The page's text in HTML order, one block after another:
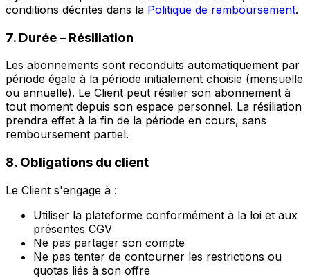
conditions décrites dans la Politique de remboursement.
7. Durée – Résiliation
Les abonnements sont reconduits automatiquement par
période égale à la période initialement choisie (mensuelle
ou annuelle). Le Client peut résilier son abonnement à
tout moment depuis son espace personnel. La résiliation
prendra effet à la fin de la période en cours, sans
remboursement partiel.
8. Obligations du client
Le Client s'engage à :
Utiliser la plateforme conformément à la loi et aux
présentes CGV
Ne pas partager son compte
Ne pas tenter de contourner les restrictions ou
quotas liés à son offre